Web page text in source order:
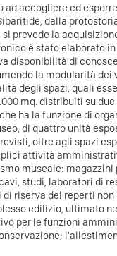
ad accogliere ed
dalla
prevede la
è stato elaborato in
disponibilità di
la modularità dei
degli spazi, quali
mq. distribuiti su
ha la funzione di
di quattro unità
oltre agli spazi
attività
museale:
studi, laboratori di
riserva dei reperti
edilizio, ultimato
per le funzioni